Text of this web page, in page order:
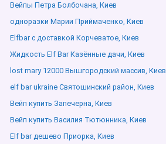
Вейпы Петра Болбочана, Киев
одноразки Марии Приймаченко, Киев
Elfbar с доставкой Корчеватое, Киев
Жидкость Elf Bar Казённые дачи, Киев
lost mary 12000 Вышгородский массив, Киев
elf bar ukraine Святошинский район, Киев
Вейп купить Запечерна, Киев
Вейп купить Василия Тютюнника, Киев
Elf bar дешево Приорка, Киев